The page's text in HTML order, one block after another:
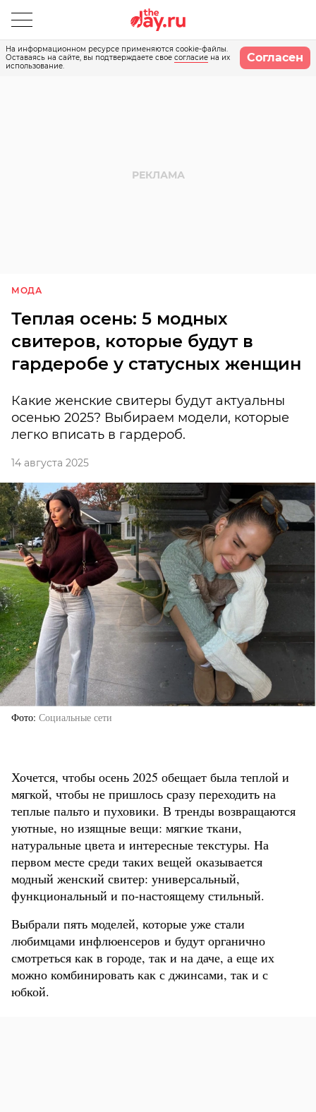
На информационном ресурсе применяются cookie-файлы.
Оставаясь на сайте, вы подтверждаете свое согласие на их
использование.
Согласен
МОДА
Теплая осень: 5 модных
свитеров, которые будут в
гардеробе у статусных женщин
Какие женские свитеры будут актуальны
осенью 2025? Выбираем модели, которые
легко вписать в гардероб.
14 августа 2025
Фото Социальные сети
Хочется, чтобы осень 2025 обещает была теплой и
мягкой, чтобы не пришлось сразу переходить на
теплые пальто и пуховики. В тренды возвращаются
уютные, но изящные вещи: мягкие ткани,
натуральные цвета и интересные текстуры. На
первом месте среди таких вещей оказывается
модный женский свитер: универсальный,
функциональный и по-настоящему стильный.
Выбрали пять моделей, которые уже стали
любимцами инфлюенсеров и будут органично
смотреться как в городе, так и на даче, а еще их
можно комбинировать как с джинсами, так и с
юбкой.